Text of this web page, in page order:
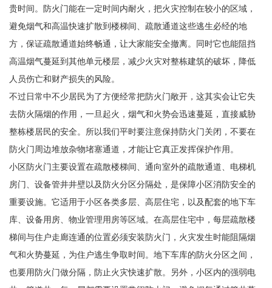
贵时间。防火门能在一定时间内耐火，把火灾控制在较小的区域，
避免烟气和高温快速扩散到楼梯间、疏散通道这些逃生必经的地
方，保证疏散通道始终畅通，让大家能安全撤离。同时它也能阻挡
高温烟气蔓延到其他单元楼层，减少火灾对整栋建筑的破坏，降低
人员伤亡和财产损失的风险。
不过日常中不少居民为了方便经常把防火门敞开，这其实会让它失
去防火隔烟的作用，一旦起火，烟气和火势会迅速蔓延，直接威胁
整栋楼居民的安全。所以我们平时要注意保持防火门关闭，不要在
防火门周边堆放杂物堵塞通道，才能让它真正发挥保护作用。
小区防火门主要设置在疏散楼梯间、通向室外的疏散通道、电梯机
房门、设备管井井壁以及防火分区分隔处，是保障小区消防安全的
重要设施。它适用于小区各类多层、高层住宅，以及配套的地下车
库、设备用房、物业管理用房等区域。在高层住宅中，每层疏散楼
梯间与住户走廊连通的位置必须安装防火门，火灾发生时能阻隔烟
气和火势蔓延，为住户逃生争取时间。地下车库的防火分区之间，
也要用防火门做分隔，防止火灾快速扩散。另外，小区内的强弱电